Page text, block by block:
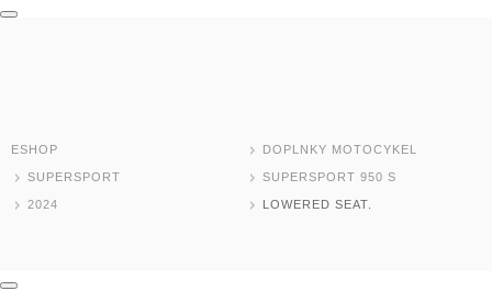
ESHOP
ESHOP DOPLNKY MOTOCYKEL
SUPERSPORT SUPERSPORT 950 S
2024 LOWERED SEAT.